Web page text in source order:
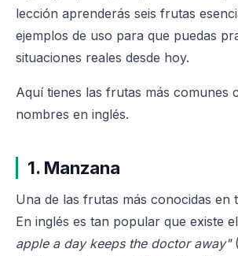
lección aprenderás seis frutas
ejemplos de uso para que puedas
situaciones reales desde hoy.
Aquí tienes las frutas más comunes
nombres en inglés.
1. Manzana
Una de las frutas más conocidas en
En inglés es tan popular que existe
apple a day keeps the doctor away"